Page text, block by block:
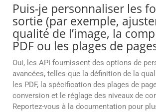
Puis-je personnaliser les
sortie (par exemple,
qualité de l’image, la
PDF ou les plages de
Oui, les API fournissent des options de
avancées, telles que la définition de la
les PDF, la spécification des plages de
conversion et le réglage des niveaux de
Reportez-vous à la documentation pour